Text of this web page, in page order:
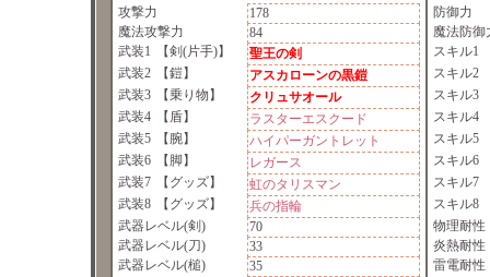
攻撃力
178
魔法攻撃力
84
武装1
【剣(片手)】
聖王の剣
武装2
【鎧】
アスカローンの黒鎧
武装3
【乗り物】
クリュサオール
武装4
【盾】
ラスターエスクード
武装5
【腕】
ハイパーガントレット
武装6
【脚】
レガース
武装7
【グッズ】
虹のタリスマン
武装8
【グッズ】
兵の指輪
武器レベル(剣)
70
武器レベル(刀)
33
武器レベル(槌)
35
防御力
魔法防御
スキル1
スキル2
スキル3
スキル4
スキル5
スキル6
スキル7
スキル8
物理耐性
炎熱耐性
雷電耐性